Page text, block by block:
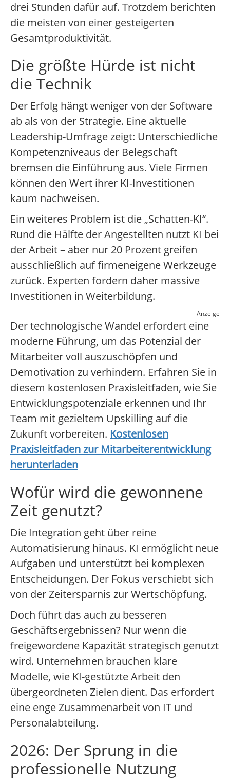
drei Stunden dafür auf. Trotzdem berichten
die meisten von einer gesteigerten
Gesamtproduktivität.
Die größte Hürde ist nicht
die Technik
Der Erfolg hängt weniger von der Software
ab als von der Strategie. Eine aktuelle
Leadership-Umfrage zeigt: Unterschiedliche
Kompetenzniveaus der Belegschaft
bremsen die Einführung aus. Viele Firmen
können den Wert ihrer KI-Investitionen
kaum nachweisen.
Ein weiteres Problem ist die „Schatten-KI“.
Rund die Hälfte der Angestellten nutzt KI bei
der Arbeit – aber nur 20 Prozent greifen
ausschließlich auf firmeneigene Werkzeuge
zurück. Experten fordern daher massive
Investitionen in Weiterbildung.
Anzeige
Der technologische Wandel erfordert eine
moderne Führung, um das Potenzial der
Mitarbeiter voll auszuschöpfen und
Demotivation zu verhindern. Erfahren Sie in
diesem kostenlosen Praxisleitfaden, wie Sie
Entwicklungspotenziale erkennen und Ihr
Team mit gezieltem Upskilling auf die
Zukunft vorbereiten. Kostenlosen
Praxisleitfaden zur Mitarbeiterentwicklung
herunterladen
Wofür wird die gewonnene
Zeit genutzt?
Die Integration geht über reine
Automatisierung hinaus. KI ermöglicht neue
Aufgaben und unterstützt bei komplexen
Entscheidungen. Der Fokus verschiebt sich
von der Zeitersparnis zur Wertschöpfung.
Doch führt das auch zu besseren
Geschäftsergebnissen? Nur wenn die
freigewordene Kapazität strategisch genutzt
wird. Unternehmen brauchen klare
Modelle, wie KI-gestützte Arbeit den
übergeordneten Zielen dient. Das erfordert
eine enge Zusammenarbeit von IT und
Personalabteilung.
2026: Der Sprung in die
professionelle Nutzung